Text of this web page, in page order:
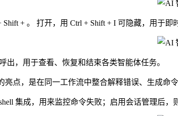
+ 。 打开，用 Ctrl + Shift + I 可隐藏，用于即
，用于查看、恢复和结束各类智能体任务。
，是在同一工作流中整合解释错误、生成命令
集成，用来监控命令失败；启用会话管理后，